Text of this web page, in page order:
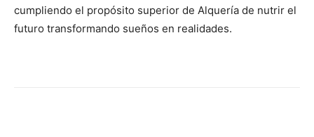
cumpliendo el propósito superior de Alquería de nutrir el
futuro transformando sueños en realidades.